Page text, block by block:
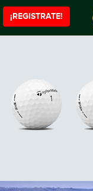
¡REGISTRATE!